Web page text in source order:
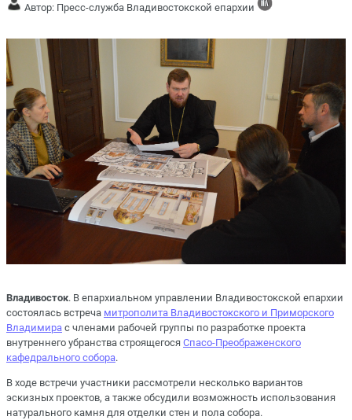
Автор: Пресс-служба Владивостокской епархии
Владивосток. В епархиальном управлении Владивостокской епархии
состоялась встреча митрополита Владивостокского и Приморского
Владимира с членами рабочей группы по разработке проекта
внутреннего убранства строящегося Спасо-Преображенского
кафедрального собора.
В ходе встречи участники рассмотрели несколько вариантов
эскизных проектов, а также обсудили возможность использования
натурального камня для отделки стен и пола собора.